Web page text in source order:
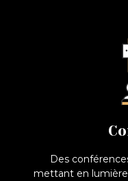
Des
mettant en
3
3 conférences